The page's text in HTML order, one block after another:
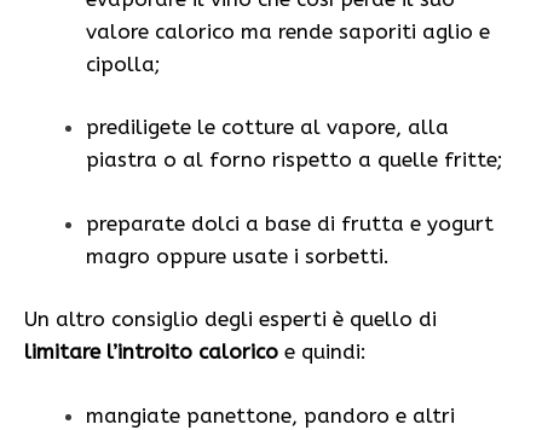
valore calorico ma rende saporiti aglio e
cipolla;
prediligete le cotture al vapore, alla
piastra o al forno rispetto a quelle fritte;
preparate dolci a base di frutta e yogurt
magro oppure usate i sorbetti.
Un altro consiglio degli esperti è quello di
limitare l’introito calorico e quindi:
mangiate panettone, pandoro e altri